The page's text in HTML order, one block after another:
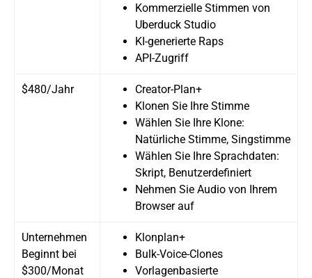
Kommerzielle Stimmen von
Uberduck Studio
KI-generierte Raps
API-Zugriff
$480/Jahr
Creator-Plan+
Klonen Sie Ihre Stimme
Wählen Sie Ihre Klone: ​​
Natürliche Stimme, Singstimme
Wählen Sie Ihre Sprachdaten:
Skript, Benutzerdefiniert
Nehmen Sie Audio von Ihrem
Browser auf
Unternehmen
Beginnt bei
$300/Monat
Klonplan+
Bulk-Voice-Clones
Vorlagenbasierte